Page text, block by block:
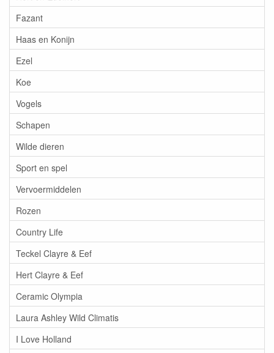
Fazant
Haas en Konijn
Ezel
Koe
Vogels
Schapen
Wilde dieren
Sport en spel
Vervoermiddelen
Rozen
Country Life
Teckel Clayre & Eef
Hert Clayre & Eef
Ceramic Olympia
Laura Ashley Wild Climatis
I Love Holland